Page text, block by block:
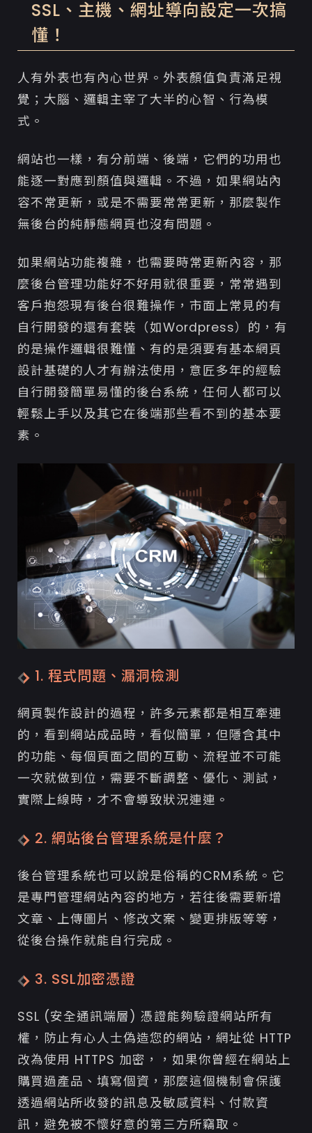
SSL、主機、網址導向設定一次搞
懂！
人有外表也有內心世界。外表顏值負責滿足視
覺；大腦、邏輯主宰了大半的心智、行為模
式。
網站也一樣，有分前端、後端，它們的功用也
能逐一對應到顏值與邏輯。不過，如果網站內
容不常更新，或是不需要常常更新，那麼製作
無後台的純靜態網頁也沒有問題。
如果網站功能複雜，也需要時常更新內容，那
麼後台管理功能好不好用就很重要，常常遇到
客戶抱怨現有後台很難操作，市面上常見的有
自行開發的還有套裝（如Wordpress）的，有
的是操作邏輯很難懂、有的是須要有基本網頁
設計基礎的人才有辦法使用，意匠多年的經驗
自行開發簡單易懂的後台系統，任何人都可以
輕鬆上手以及其它在後端那些看不到的基本要
素。
1. 程式問題、漏洞檢測
網頁製作設計的過程，許多元素都是相互牽連
的，看到網站成品時，看似簡單，但隱含其中
的功能、每個頁面之間的互動、流程並不可能
一次就做到位，需要不斷調整、優化、測試，
實際上線時，才不會導致狀況連連。
2. 網站後台管理系統是什麼？
後台管理系統也可以說是俗稱的CRM系統。它
是專門管理網站內容的地方，若往後需要新增
文章、上傳圖片、修改文案、變更排版等等，
從後台操作就能自行完成。
3. SSL加密憑證
SSL (安全通訊端層) 憑證能夠驗證網站所有
權，防止有心人士偽造您的網站，網址從 HTTP
改為使用 HTTPS 加密，，如果你曾經在網站上
購買過產品、填寫個資，那麼這個機制會保護
透過網站所收發的訊息及敏感資料、付款資
訊，避免被不懷好意的第三方所竊取。